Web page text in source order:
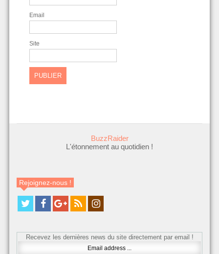
Email
Site
BuzzRaider
L'étonnement au quotidien !
Rejoignez-nous !
Recevez les dernières news du site directement par email !